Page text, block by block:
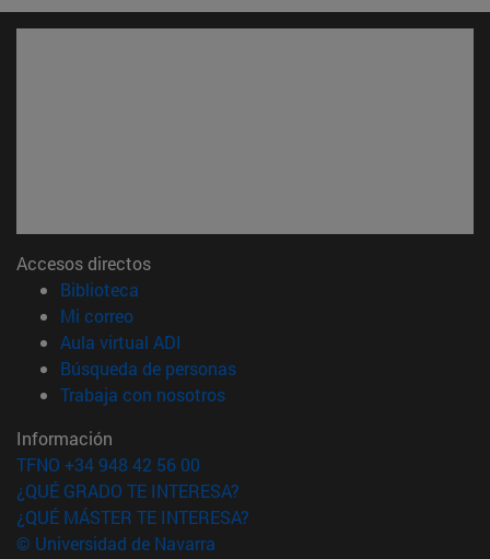
Accesos directos
Biblioteca
Mi correo(abre en nueva ventana)
Aula virtual ADI
Búsqueda de personas(abre en nueva ventana)
Trabaja con nosotros(abre en nueva ventana)
Información
TFNO +34 948 42 56 00
¿QUÉ GRADO TE INTERESA?
¿QUÉ MÁSTER TE INTERESA?
© Universidad de Navarra